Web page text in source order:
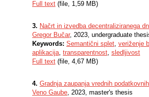
Full text (file, 1,59 MB)
3. Načrt in izvedba decentraliziranega
Gregor Bučar, 2023, undergraduate
Keywords: Semantični splet, veriženje
aplikacija, transparentnost, sledljivost
Full text (file, 4,67 MB)
4. Gradnja zaupanja vrednih
Veno Gaube, 2023, master's thesis